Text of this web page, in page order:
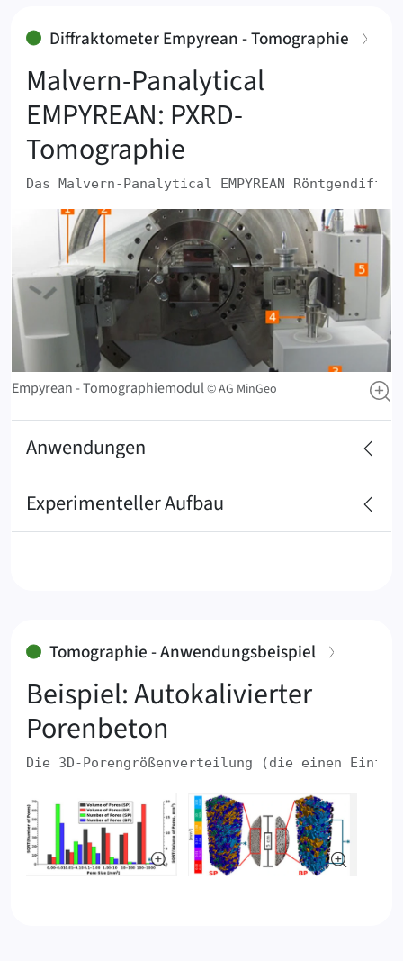
Diffraktometer Empyrean - Tomographie
Malvern-Panalytical
EMPYREAN: PXRD-
Tomographie
Das ‍Malvern-Panalytical ‍EMPYREAN
Empyrean - Tomographiemodul© AG MinGeo
Anwendungen
Experimenteller ‍Aufbau
Tomographie - Anwendungsbeispiel:
Beispiel: ‍Autokalivierter
‍Porenbeton
‍Die ‍3D-Porengrößenverteilung ‍(die ‍einen